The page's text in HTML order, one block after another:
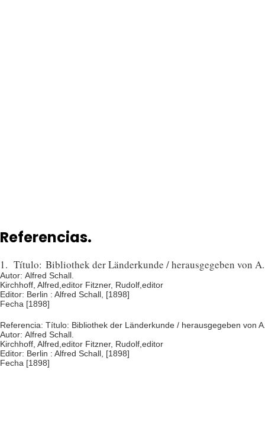
Referencias.
1. Título: Bibliothek der Länderkunde / herausgegeben von
Autor: Alfred Schall.
Kirchhoff, Alfred,editor Fitzner, Rudolf,editor
Editor: Berlin : Alfred Schall, [1898]
Fecha [1898]
Referencia: Título: Bibliothek der Länderkunde / herausgegeben von
Autor: Alfred Schall.
Kirchhoff, Alfred,editor Fitzner, Rudolf,editor
Editor: Berlin : Alfred Schall, [1898]
Fecha [1898]